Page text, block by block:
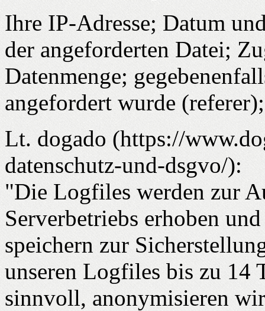
Ihre IP-Adresse; Datum
der angeforderten Datei;
Datenmenge;
angefordert wurde
Lt. dogado (https://
datenschutz-und-dsgvo/):
"Die Logfiles werden zur
Serverbetriebs erhoben
speichern zur
unseren Logfiles bis zu 14
sinnvoll, anonymisieren